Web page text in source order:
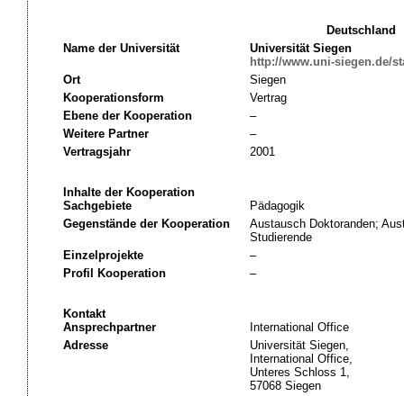
Deutschland
Name der Universität
Universität Siegen
http://www.uni-siegen.de/
Ort
Siegen
Kooperationsform
Vertrag
Ebene der Kooperation
–
Weitere Partner
–
Vertragsjahr
2001
Inhalte der Kooperation
Sachgebiete
Pädagogik
Gegenstände der Kooperation
Austausch Doktoranden;
Studierende
Einzelprojekte
–
Profil Kooperation
–
Kontakt
Ansprechpartner
International Office
Adresse
Universität Siegen,
International Office,
Unteres Schloss 1,
57068 Siegen